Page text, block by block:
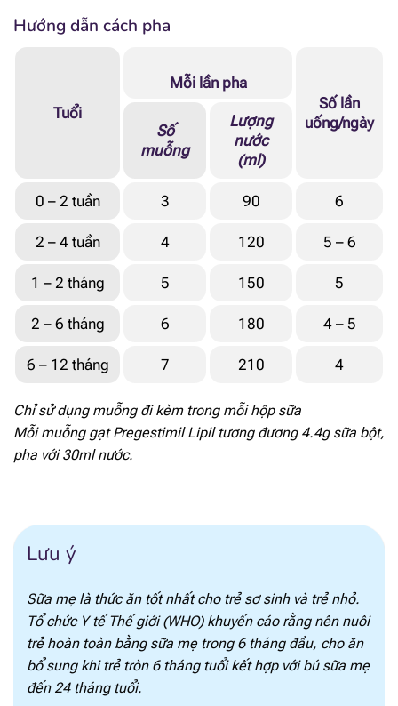
0.061 mg
Folate 10.8 mcg
Vitamin B12 0.2 mcg
Natri
Kali 74 mg
Canxi 78 mg
Magie 7.5 mg
Mangan 0.041 mg
Hướng dẫn cách pha
Tuổi
Mỗi lần pha
Số lần
uống/ngày
Số
muỗng
Lượng
nước
(ml)
0 – 2 tuần 3 90 6
2 – 4 tuần 4 120 5 – 6
1 – 2 tháng 5 150 5
2 – 6 tháng 6 180 4 – 5
6 – 12 tháng 7 210 4
Chỉ sử dụng muỗng đi kèm trong mỗi hộp sữa
Mỗi muỗng gạt Pregestimil Lipil tương đương 4.4g sữa bột,
pha với 30ml nước.
Lưu ý
Sữa mẹ là thức ăn tốt nhất cho trẻ sơ sinh và trẻ nhỏ.
Tổ chức Y tế Thế giới (WHO) khuyến cáo rằng nên nuôi
trẻ hoàn toàn bằng sữa mẹ trong 6 tháng đầu, cho ăn
bổ sung khi trẻ tròn 6 tháng tuổi kết hợp với bú sữa mẹ
đến 24 tháng tuổi.